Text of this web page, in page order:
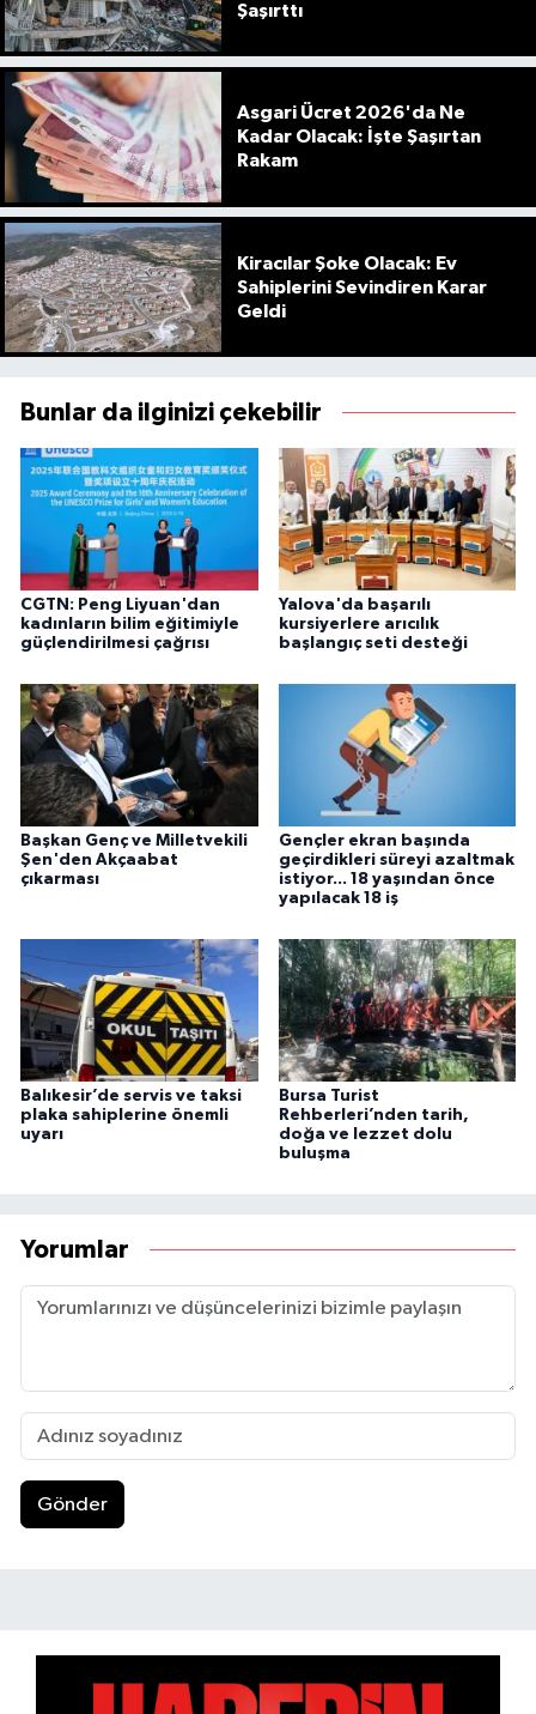
Şaşırttı
Asgari Ücret 2026'da Ne
Kadar Olacak: İşte Şaşırtan
Rakam
Kiracılar Şoke Olacak: Ev
Sahiplerini Sevindiren Karar
Geldi
Bunlar da ilginizi çekebilir
CGTN: Peng Liyuan'dan
kadınların bilim eğitimiyle
güçlendirilmesi çağrısı
Yalova'da başarılı
kursiyerlere arıcılık
başlangıç seti desteği
Başkan Genç ve Milletvekili
Şen'den Akçaabat
çıkarması
Gençler ekran başında
geçirdikleri süreyi azaltmak
istiyor... 18 yaşından önce
yapılacak 18 iş
Balıkesir’de servis ve taksi
plaka sahiplerine önemli
uyarı
Bursa Turist
Rehberleri’nden tarih,
doğa ve lezzet dolu
buluşma
Yorumlar
Gönder